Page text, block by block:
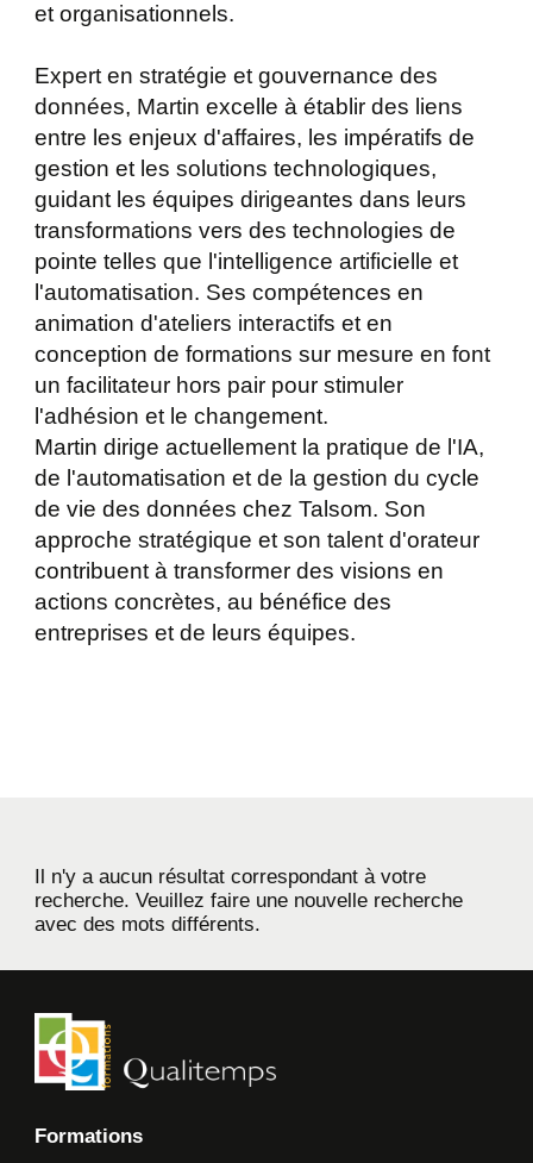
et organisationnels.
Expert en stratégie et gouvernance des
données, Martin excelle à établir des liens
entre les enjeux d'affaires, les impératifs de
gestion et les solutions technologiques,
guidant les équipes dirigeantes dans leurs
transformations vers des technologies de
pointe telles que l'intelligence artificielle et
l'automatisation. Ses compétences en
animation d'ateliers interactifs et en
conception de formations sur mesure en font
un facilitateur hors pair pour stimuler
l'adhésion et le changement.
Martin dirige actuellement la pratique de l'IA,
de l'automatisation et de la gestion du cycle
de vie des données chez Talsom. Son
approche stratégique et son talent d'orateur
contribuent à transformer des visions en
actions concrètes, au bénéfice des
entreprises et de leurs équipes.
Il n'y a aucun résultat correspondant à votre
recherche. Veuillez faire une nouvelle recherche
avec des mots différents.
Formations